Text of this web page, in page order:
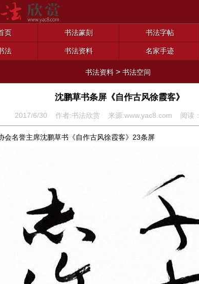
页 书法篆刻 书法字帖
法 书法资料 名家手迹
书法资料 >书法空间
沈鹏草书条屏《自作古风徐霞客》
2017/6/30 作者:书法欣赏 来源:www.yac8.com 阅读：
会名誉主席沈鹏草书《自作古风徐霞客》23条屏